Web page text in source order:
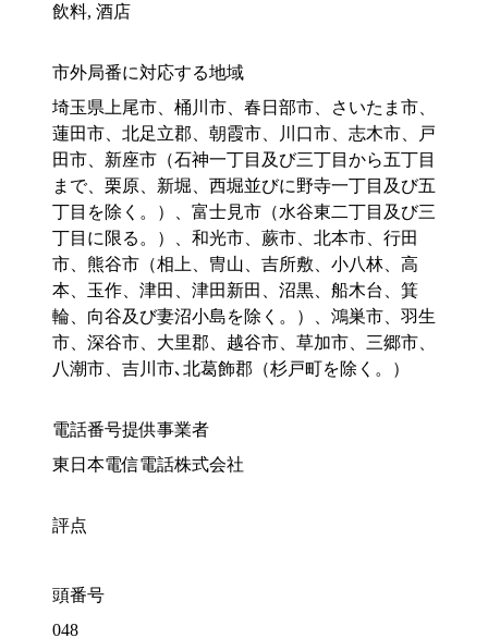
飲料, 酒店
市外局番に対応する地域
埼玉県上尾市、桶川市、春日部市、さいたま市、
蓮田市、北足立郡、朝霞市、川口市、志木市、戸
田市、新座市（石神一丁目及び三丁目から五丁目
まで、栗原、新堀、西堀並びに野寺一丁目及び五
丁目を除く。）、富士見市（水谷東二丁目及び三
丁目に限る。）、和光市、蕨市、北本市、行田
市、熊谷市（相上、冑山、吉所敷、小八林、高
本、玉作、津田、津田新田、沼黒、船木台、箕
輪、向谷及び妻沼小島を除く。）、鴻巣市、羽生
市、深谷市、大里郡、越谷市、草加市、三郷市、
八潮市、吉川市､北葛飾郡（杉戸町を除く。）
電話番号提供事業者
東日本電信電話株式会社
評点
頭番号
048